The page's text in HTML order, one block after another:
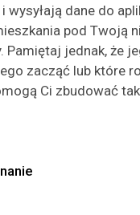
wysyłają dane do
pod Twoją
jednak, że
zacząć lub które
Ci zbudować